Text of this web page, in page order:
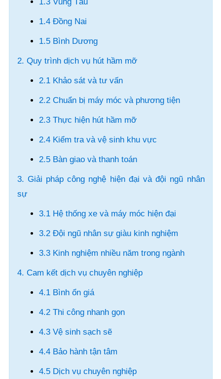
1.4 Đồng Nai
1.5 Bình Dương
2. Quy trình dịch vụ hút hầm mỡ
2.1 Khảo sát và tư vấn
2.2 Chuẩn bị máy móc và phương tiện
2.3 Thực hiện hút hầm mỡ
2.4 Kiểm tra và vệ sinh khu vực
2.5 Bàn giao và thanh toán
3. Giải pháp công nghệ hiện đại và đội ngũ nhân
sự
3.1 Hệ thống xe và máy móc hiện đại
3.2 Đội ngũ nhân sự giàu kinh nghiệm
3.3 Kinh nghiệm nhiều năm trong ngành
4. Cam kết dịch vụ chuyên nghiệp
4.1 Bình ổn giá
4.2 Thi công nhanh gọn
4.3 Vệ sinh sạch sẽ
4.4 Bảo hành tận tâm
4.5 Dịch vụ chuyên nghiệp